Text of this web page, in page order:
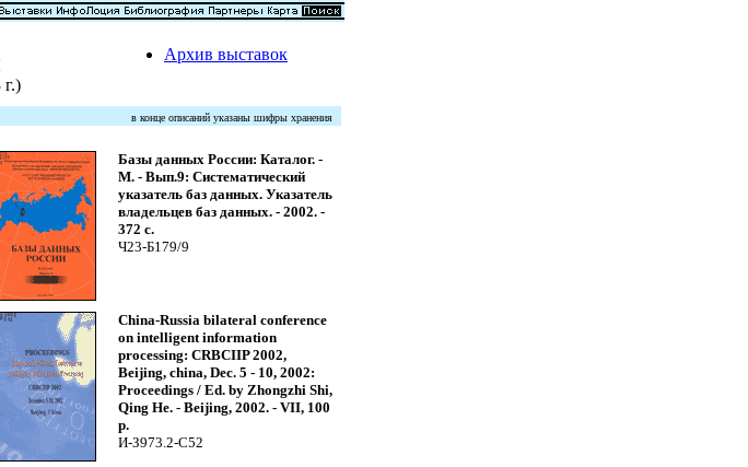
Архив выставок
в конце описаний указаны шифры хранения
Базы данных России: Каталог. -
М. - Вып.9: Систематический
указатель баз данных. Указатель
владельцев баз данных. - 2002. -
372 с.
Ч23-Б179/9
China-Russia bilateral conference
on intelligent information
processing: CRBCIIP 2002,
Beijing, china, Dec. 5 - 10, 2002:
Proceedings / Ed. by Zhongzhi Shi,
Qing He. - Beijing, 2002. - VII, 100
p.
И-З973.2-C52